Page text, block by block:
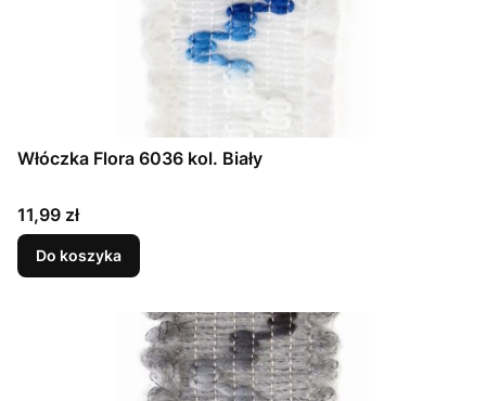
Włóczka Flora 6036 kol. Biały
Cena
11,99 zł
Do koszyka